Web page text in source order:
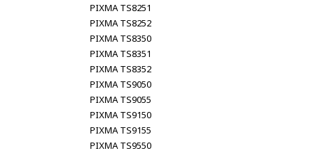
PIXMA TS8251
PIXMA TS8252
PIXMA TS8350
PIXMA TS8351
PIXMA TS8352
PIXMA TS9050
PIXMA TS9055
PIXMA TS9150
PIXMA TS9155
PIXMA TS9550